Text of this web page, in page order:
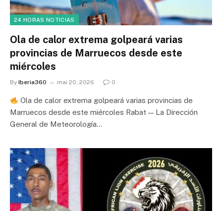
24 HORAS NOTICIAS
Ola de calor extrema golpeará varias
provincias de Marruecos desde este
miércoles
By Iberia360 mai 20, 2026 0
Ola de calor extrema golpeará varias provincias de
Marruecos desde este miércoles Rabat — La Dirección
General de Meteorología…